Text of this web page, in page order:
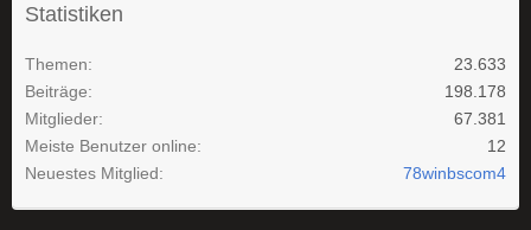
Statistiken
Themen
23.633
Beiträge
198.178
Mitglieder
67.381
Meiste Benutzer online
12
Neuestes Mitglied
78winbscom4